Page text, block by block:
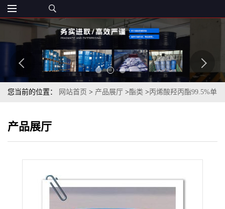
您当前的位置： 网站首页 > 产品展厅 >酯类 >丙烯酸羟丙酯99.5%单
产品展厅